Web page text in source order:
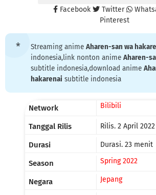
Facebook Twitter
Pinterest
Streaming anime Aharen-san wa
indonesia,link nonton anime Aharen-
subtitle indonesia,download anime
hakarenai subtitle indonesia
Network Bilibili
Tanggal Rilis Rilis. 2 April 2022
Durasi Durasi. 23 menit
Season Spring 2022
Negara Jepang